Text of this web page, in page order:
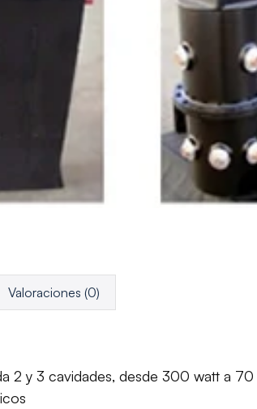
Valoraciones (0)
2 y 3 cavidades, desde 300 watt a